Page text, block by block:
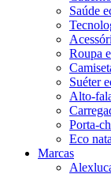
Saúde
Roupa
Suéter
Alto-
Porta-
Eco
Marcas